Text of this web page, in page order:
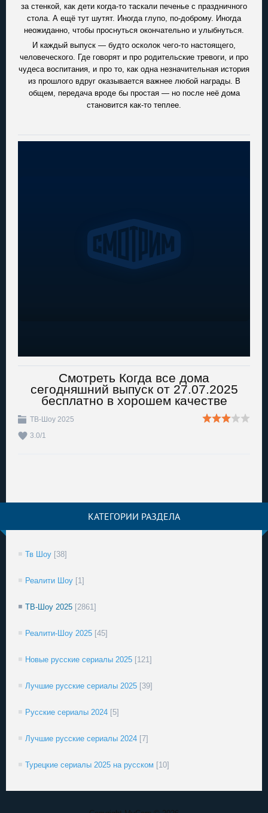
за стенкой, как дети когда-то таскали печенье с праздничного
стола. А ещё тут шутят. Иногда глупо, по-доброму. Иногда
неожиданно, чтобы проснуться окончательно и улыбнуться.
И каждый выпуск — будто осколок чего-то настоящего,
человеческого. Где говорят и про родительские тревоги, и про
чудеса воспитания, и про то, как одна незначительная история
из прошлого вдруг оказывается важнее любой награды. В
общем, передача вроде бы простая — но после неё дома
становится как-то теплее.
Смотреть Когда все дома
сегодняшний выпуск от 27.07.2025
бесплатно в хорошем качестве
ТВ-Шоу 2025
3.0/1
КАТЕГОРИИ РАЗДЕЛА
Тв Шоу [38]
Реалити Шоу [1]
ТВ-Шоу 2025 [2861]
Реалити-Шоу 2025 [45]
Новые русские сериалы 2025 [121]
Лучшие русские сериалы 2025 [39]
Русские сериалы 2024 [5]
Лучшие русские сериалы 2024 [7]
Турецкие сериалы 2025 на русском [10]